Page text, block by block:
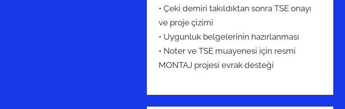
• Çeki demiri takıldıktan sonra TSE onayı
ve proje çizimi
• Uygunluk belgelerinin hazırlanması
• Noter ve TSE muayenesi için resmi
MONTAJ projesi evrak desteği